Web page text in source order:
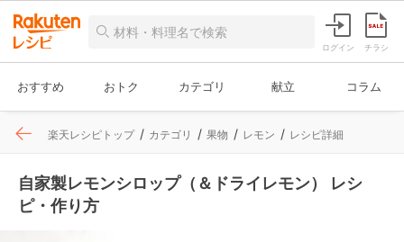
ログイン チラシ
おすすめ おトク カテゴリ 献立 コラム
楽天レシピトップ カテゴリ 果物 レモン レシピ詳細
自家製レモンシロップ（＆ドライレモン） レシ
ピ・作り方